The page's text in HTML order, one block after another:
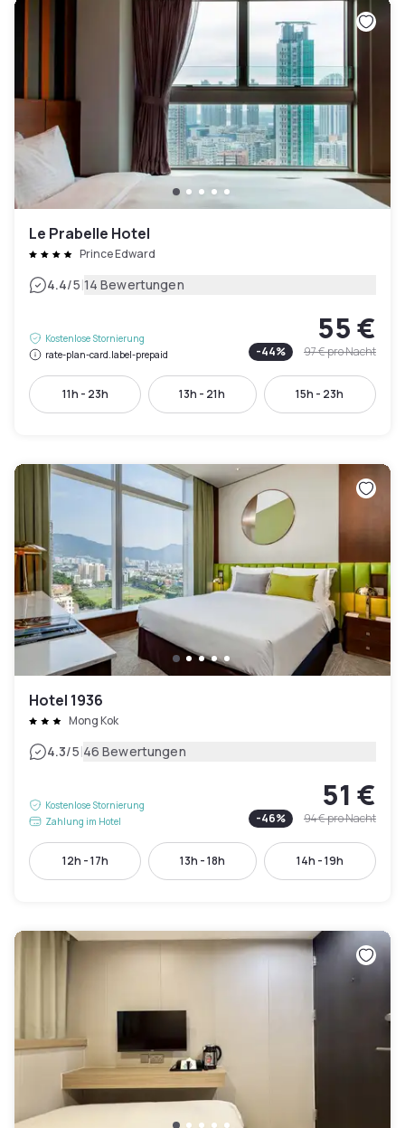
Le Prabelle Hotel
Prince Edward
4.4/5|14 Bewertungen
Kostenlose Stornierung
rate-plan-card.label-prepaid
55 €
-44% 97 €pro Nacht
11h - 23h 13h - 21h 15h - 23h
Hotel 1936
Mong Kok
4.3/5|46 Bewertungen
Kostenlose Stornierung
Zahlung im Hotel
51 €
-46% 94 €pro Nacht
12h - 17h 13h - 18h 14h - 19h